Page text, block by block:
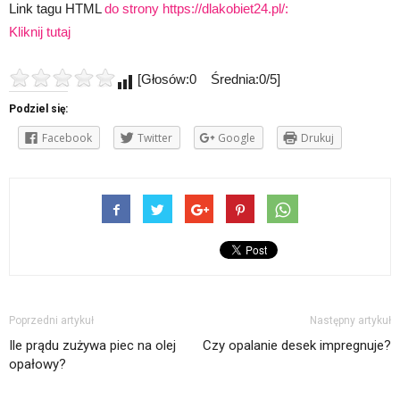
Link tagu HTMLdo strony https://dlakobiet24.pl/:
Kliknij tutaj
[Głosów:0 Średnia:0/5]
Podziel się:
Facebook Twitter Google Drukuj
Poprzedni artykuł
Ile prądu zużywa piec na olej
opałowy?
Następny artykuł
Czy opalanie desek impregnuje?